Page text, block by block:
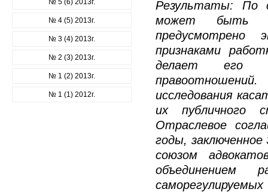
№ 4 (5) 2013г.
№ 3 (4) 2013г.
№ 2 (3) 2013г.
№ 1 (2) 2013г.
№ 1 (1) 2012г.
Результаты: По
может быть
признаками
делает его
исследования
их публичного
Отраслевое
годы,
союзом